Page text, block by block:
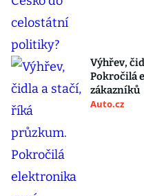
Výhřev,
Pokročilá
zákazníků
Auto.cz